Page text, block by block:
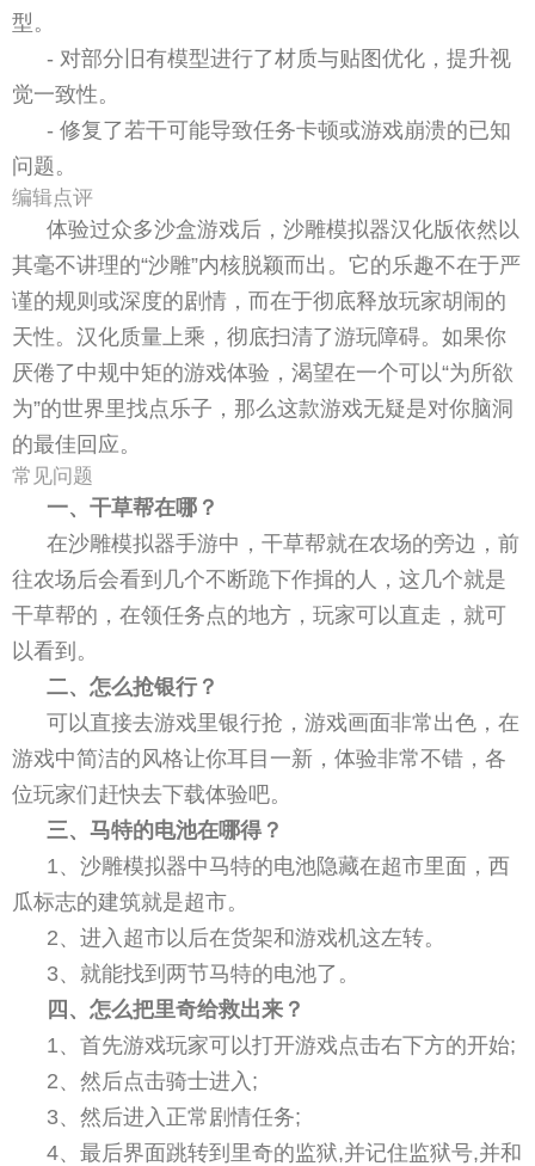
型。
- 对部分旧有模型进行了材质与贴图优化，提升视
觉一致性。
- 修复了若干可能导致任务卡顿或游戏崩溃的已知
问题。
编辑点评
体验过众多沙盒游戏后，沙雕模拟器汉化版依然以
其毫不讲理的“沙雕”内核脱颖而出。它的乐趣不在于严
谨的规则或深度的剧情，而在于彻底释放玩家胡闹的
天性。汉化质量上乘，彻底扫清了游玩障碍。如果你
厌倦了中规中矩的游戏体验，渴望在一个可以“为所欲
为”的世界里找点乐子，那么这款游戏无疑是对你脑洞
的最佳回应。
常见问题
一、干草帮在哪？
在沙雕模拟器手游中，干草帮就在农场的旁边，前
往农场后会看到几个不断跪下作揖的人，这几个就是
干草帮的，在领任务点的地方，玩家可以直走，就可
以看到。
二、怎么抢银行？
可以直接去游戏里银行抢，游戏画面非常出色，在
游戏中简洁的风格让你耳目一新，体验非常不错，各
位玩家们赶快去下载体验吧。
三、马特的电池在哪得？
1、沙雕模拟器中马特的电池隐藏在超市里面，西
瓜标志的建筑就是超市。
2、进入超市以后在货架和游戏机这左转。
3、就能找到两节马特的电池了。
四、怎么把里奇给救出来？
1、首先游戏玩家可以打开游戏点击右下方的开始;
2、然后点击骑士进入;
3、然后进入正常剧情任务;
4、最后界面跳转到里奇的监狱,并记住监狱号,并和